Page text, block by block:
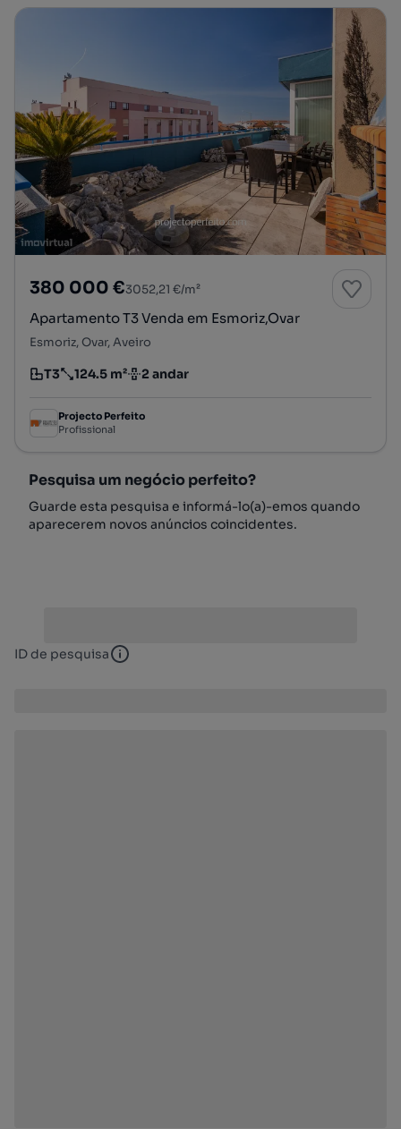
380 000 €3052,21 €/m²
Apartamento T3 Venda em Esmoriz,Ovar
Esmoriz, Ovar, Aveiro
Tipologia
T3
Preço por metro quadrado
124.5 m²
Andar 2 andar
Projecto Perfeito
Profissional
Pesquisa um negócio perfeito?
Guarde esta pesquisa e informá-lo(a)-emos quando
aparecerem novos anúncios coincidentes.
ID de pesquisa ID de pesquisa